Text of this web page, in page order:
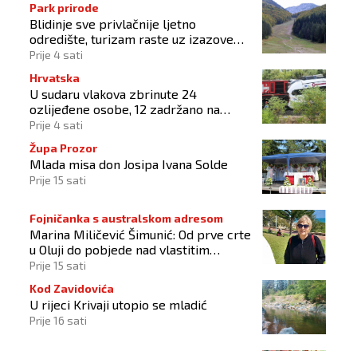
Park prirode
Blidinje sve privlačnije ljetno
odredište, turizam raste uz izazove
očuvanja prirode
Prije 4 sati
Hrvatska
U sudaru vlakova zbrinute 24
ozlijeđene osobe, 12 zadržano na
liječenju
Prije 4 sati
Župa Prozor
Mlada misa don Josipa Ivana Solde
Prije 15 sati
Fojničanka s australskom adresom
Marina Miličević Šimunić: Od prve crte
u Oluji do pobjede nad vlastitim
„olujama“
Prije 15 sati
Kod Zavidovića
U rijeci Krivaji utopio se mladić
Prije 16 sati